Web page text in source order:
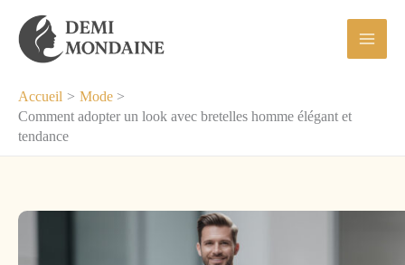
contenu
Accueil
Mode
Comment adopter un look avec bretelles homme élégant et
tendance